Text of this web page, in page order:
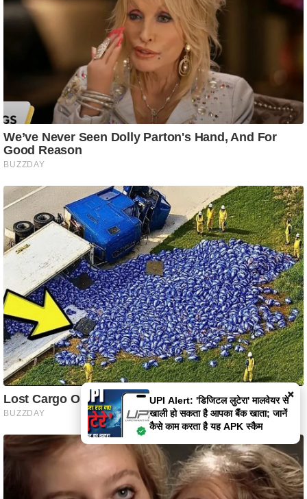
×
Moltbook: एआई एजेंट्स का अपना
'फेसबुक'; मेटा ने किया अधिग्रहण, जानें
क्या है यह इंसानों से मुक्त प्लेटफॉर्म